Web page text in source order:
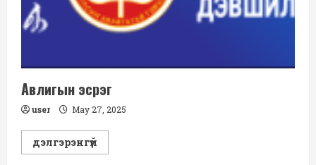
Авлигын эсрэг
user May 27, 2025
дэлгэрэнгүй
more